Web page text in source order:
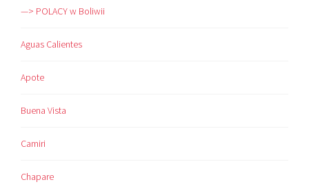
—> POLACY w Boliwii
Aguas Calientes
Apote
Buena Vista
Camiri
Chapare